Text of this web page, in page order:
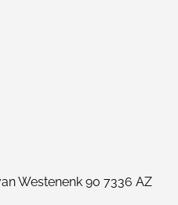
Westenenk 90 7336 AZ